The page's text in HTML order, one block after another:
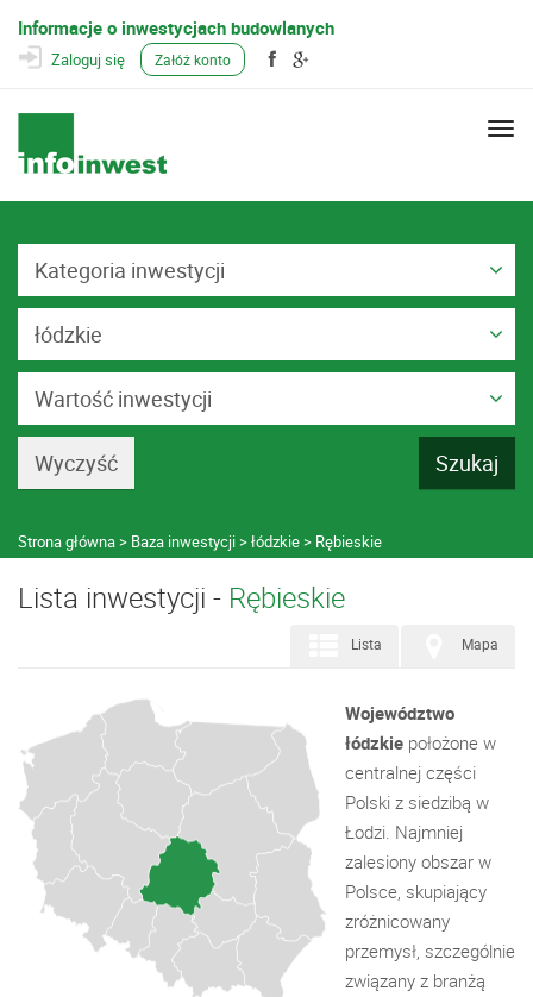
Informacje o inwestycjach budowlanych
Zaloguj się Załóż konto
Kategoria inwestycji
łódzkie
Wartość inwestycji
Strona główna Baza inwestycji łódzkie Rębieskie
Lista inwestycji - Rębieskie
Mapa
Lista
Województwo
łódzkie położone w
centralnej części
Polski z siedzibą w
Łodzi. Najmniej
zalesiony obszar w
Polsce, skupiający
zróżnicowany
przemysł, szczególnie
związany z branżą